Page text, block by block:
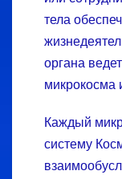
тела
органа
микрокосма
Каждый
систему